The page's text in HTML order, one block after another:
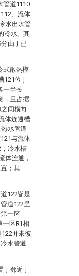
管道1110
、流体
水出水管
冷水。其
由于已
式散热模
121位于
一半长
，且占据
间横向
体连通槽
水管道
与流体
冷水槽
体连通，
；其
122皆是
道122呈
一区
一区R1相
并未彼
水管道
于邻近于